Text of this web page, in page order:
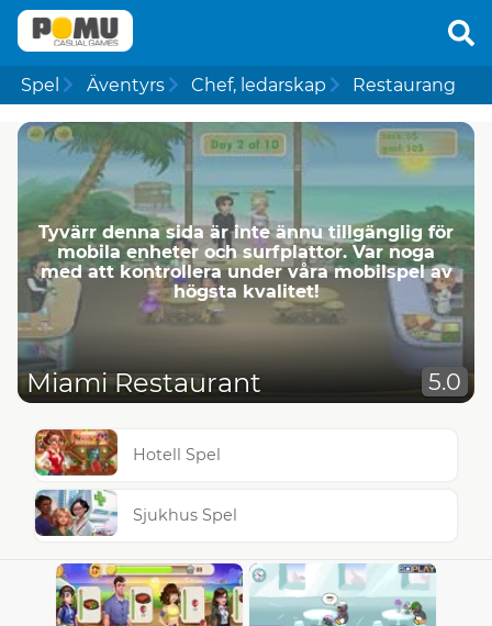
Spel Äventyrs Chef, ledarskap Restaurang
Tyvärr denna sida är inte ännu tillgänglig för
mobila enheter och surfplattor. Var noga
med att kontrollera under våra mobilspel av
högsta kvalitet!
Miami Restaurant 5.0
Hotell Spel
Sjukhus Spel